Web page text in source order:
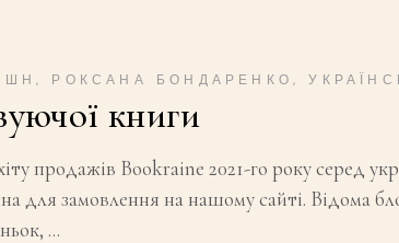
, РОКСАНА БОНДАРЕНКО,
книги
продажів Bookraine 2021-го року серед
для замовлення на нашому сайті. Відома